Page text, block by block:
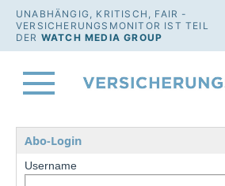
UNABHÄNGIG, KRITISCH, FAIR -
VERSICHERUNGSMONITOR IST TEIL
DER WATCH MEDIA GROUP
Abo-Login
Username